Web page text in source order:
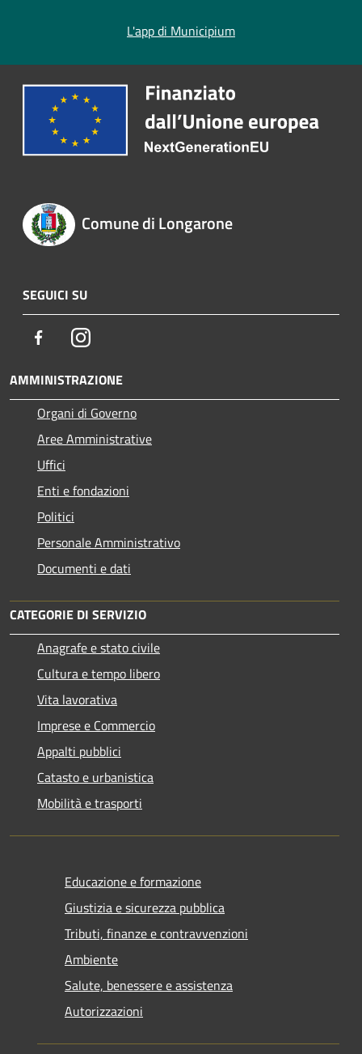
L'app di Municipium
Comune di Longarone
SEGUICI SU
FacebookInstagram
AMMINISTRAZIONE
Organi di Governo
Aree Amministrative
Uffici
Enti e fondazioni
Politici
Personale Amministrativo
Documenti e dati
CATEGORIE DI SERVIZIO
Anagrafe e stato civile
Cultura e tempo libero
Vita lavorativa
Imprese e Commercio
Appalti pubblici
Catasto e urbanistica
Mobilità e trasporti
Educazione e formazione
Giustizia e sicurezza pubblica
Tributi, finanze e contravvenzioni
Ambiente
Salute, benessere e assistenza
Autorizzazioni